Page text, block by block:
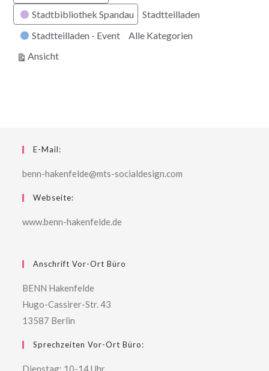
Stadtbibliothek Spandau
Stadtteilladen
Stadtteilladen - Event
Alle Kategorien
Ansichtausdrucken
E-Mail:
benn-hakenfelde@mts-socialdesign.com
Webseite:
www.benn-hakenfelde.de
Anschrift Vor-Ort Büro
BENN Hakenfelde
Hugo-Cassirer-Str. 43
13587 Berlin
Sprechzeiten Vor-Ort Büro:
Dienstag: 10-14 Uhr